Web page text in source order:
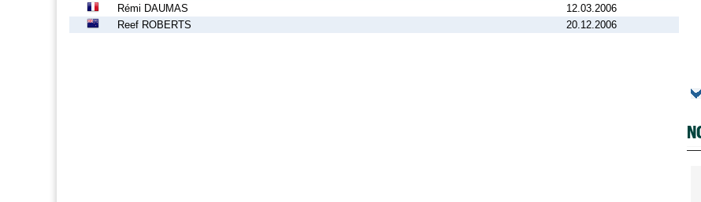
Rémi DAUMAS
12.03.2006
Reef ROBERTS
20.12.2006